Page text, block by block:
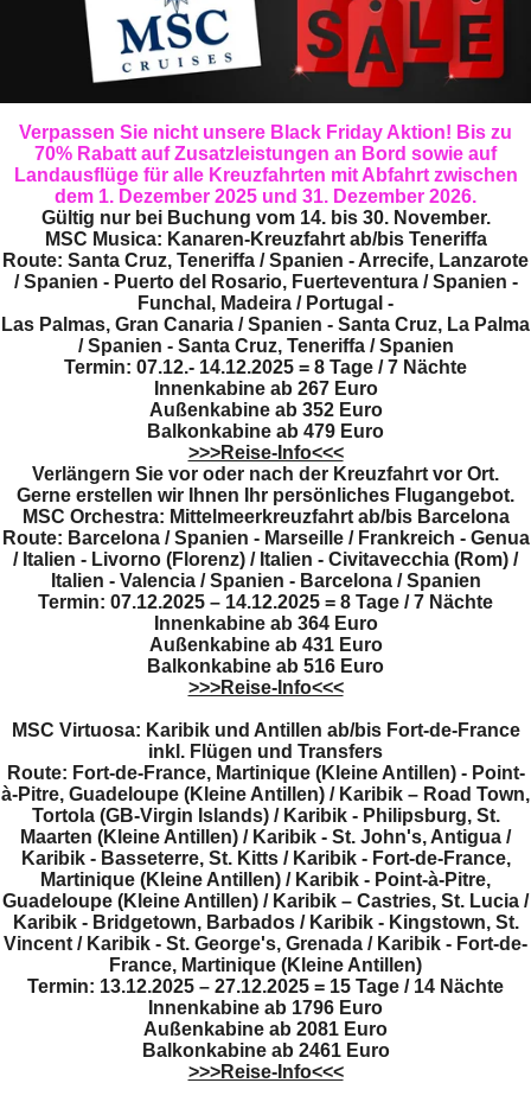
Verpassen Sie nicht unsere Black Friday Aktion! Bis zu
70% Rabatt auf Zusatzleistungen an Bord sowie auf
Landausflüge für alle Kreuzfahrten mit Abfahrt zwischen
dem 1. Dezember 2025 und 31. Dezember 2026.
Gültig nur bei Buchung vom 14. bis 30. November.
MSC Musica: Kanaren-Kreuzfahrt ab/bis Teneriffa
Route: Santa Cruz, Teneriffa / Spanien - Arrecife, Lanzarote
/ Spanien - Puerto del Rosario, Fuerteventura / Spanien -
Funchal, Madeira / Portugal -
Las Palmas, Gran Canaria / Spanien - Santa Cruz, La Palma
/ Spanien - Santa Cruz, Teneriffa / Spanien
Termin: 07.12.- 14.12.2025 = 8 Tage / 7 Nächte
Innenkabine ab 267 Euro
Außenkabine ab 352 Euro
Balkonkabine ab 479 Euro
>>>Reise-Info<<<
Verlängern Sie vor oder nach der Kreuzfahrt vor Ort.
Gerne erstellen wir Ihnen Ihr persönliches Flugangebot.
MSC Orchestra: Mittelmeerkreuzfahrt ab/bis Barcelona
Route: Barcelona / Spanien - Marseille / Frankreich - Genua
/ Italien - Livorno (Florenz) / Italien - Civitavecchia (Rom) /
Italien - Valencia / Spanien - Barcelona / Spanien
Termin: 07.12.2025 – 14.12.2025 = 8 Tage / 7 Nächte
Innenkabine ab 364 Euro
Außenkabine ab 431 Euro
Balkonkabine ab 516 Euro
>>>Reise-Info<<<
MSC Virtuosa: Karibik und Antillen ab/bis Fort-de-France
inkl. Flügen und Transfers
Route: Fort-de-France, Martinique (Kleine Antillen) - Point-
à-Pitre, Guadeloupe (Kleine Antillen) / Karibik – Road Town,
Tortola (GB-Virgin Islands) / Karibik - Philipsburg, St.
Maarten (Kleine Antillen) / Karibik - St. John's, Antigua /
Karibik - Basseterre, St. Kitts / Karibik - Fort-de-France,
Martinique (Kleine Antillen) / Karibik - Point-à-Pitre,
Guadeloupe (Kleine Antillen) / Karibik – Castries, St. Lucia /
Karibik - Bridgetown, Barbados / Karibik - Kingstown, St.
Vincent / Karibik - St. George's, Grenada / Karibik - Fort-de-
France, Martinique (Kleine Antillen)
Termin: 13.12.2025 – 27.12.2025 = 15 Tage / 14 Nächte
Innenkabine ab 1796 Euro
Außenkabine ab 2081 Euro
Balkonkabine ab 2461 Euro
>>>Reise-Info<<<